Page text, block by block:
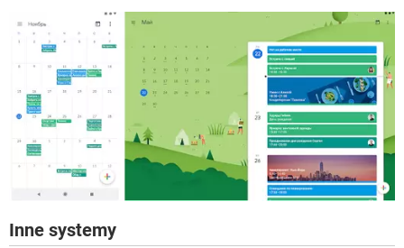
Inne systemy